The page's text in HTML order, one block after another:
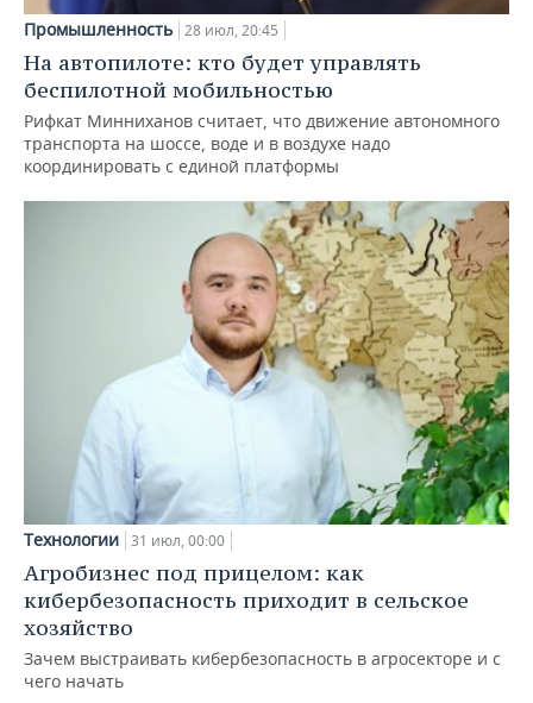
Промышленность 28 июл, 20:45
На автопилоте: кто будет управлять
беспилотной мобильностью
Рифкат Минниханов считает, что движение автономного
транспорта на шоссе, воде и в воздухе надо
координировать с единой платформы
Технологии 31 июл, 00:00
Агробизнес под прицелом: как
кибербезопасность приходит в сельское
хозяйство
Зачем выстраивать кибербезопасность в агросекторе и с
чего начать